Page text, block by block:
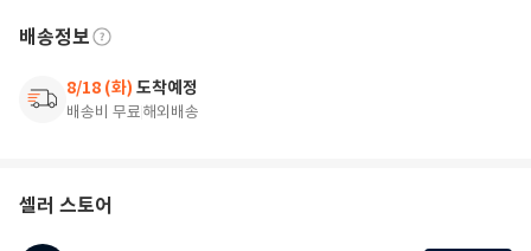
배송정보
8/18 (화) 도착예정
배송비 무료해외배송
셀러 스토어